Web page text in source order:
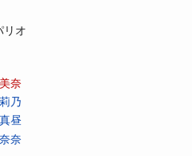
リオ
奈
乃
昼
奈